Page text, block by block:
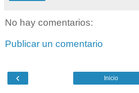
No hay comentarios:
Publicar un comentario
‹ Inicio